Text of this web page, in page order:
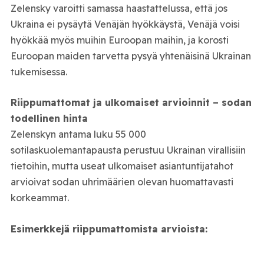
Zelensky varoitti samassa haastattelussa, että jos
Ukraina ei pysäytä Venäjän hyökkäystä, Venäjä voisi
hyökkää myös muihin Euroopan maihin, ja korosti
Euroopan maiden tarvetta pysyä yhtenäisinä Ukrainan
tukemisessa.
Riippumattomat ja ulkomaiset arvioinnit – sodan
todellinen hinta
Zelenskyn antama luku 55 000
sotilaskuolemantapausta perustuu Ukrainan virallisiin
tietoihin, mutta useat ulkomaiset asiantuntijatahot
arvioivat sodan uhrimäärien olevan huomattavasti
korkeammat.
Esimerkkejä riippumattomista arvioista: